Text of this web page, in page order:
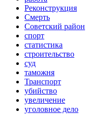
Реконструкция
Смерть
Советский район
спорт
статистика
строительство
суд
таможня
Транспорт
убийство
увеличение
уголовное дело